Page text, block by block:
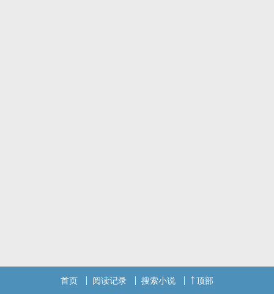
首页 阅读记录 搜索小说 顶部